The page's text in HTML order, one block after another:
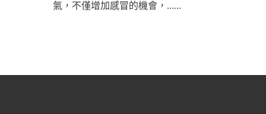
氣，不僅增加感冒的機會，......